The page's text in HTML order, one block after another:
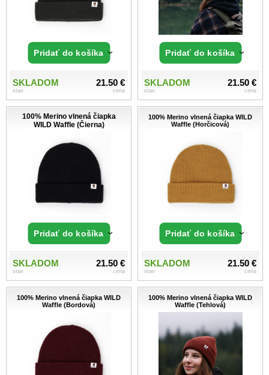
Pridať do košíka
SKLADOM
stav
21.50 €
cena
Pridať do košíka
SKLADOM
stav
21.50 €
cena
100% Merino vlnená čiapka
WILD Waffle (Čierna)
Pridať do košíka
SKLADOM
stav
21.50 €
cena
100% Merino vlnená čiapka WILD
Waffle (Horčicová)
Pridať do košíka
SKLADOM
stav
21.50 €
cena
100% Merino vlnená čiapka WILD
Waffle (Bordová)
100% Merino vlnená čiapka WILD
Waffle (Tehlová)